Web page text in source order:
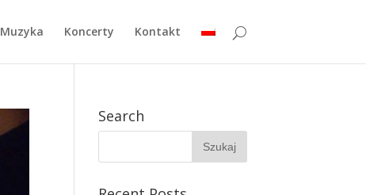
Muzyka Koncerty Kontakt
Search